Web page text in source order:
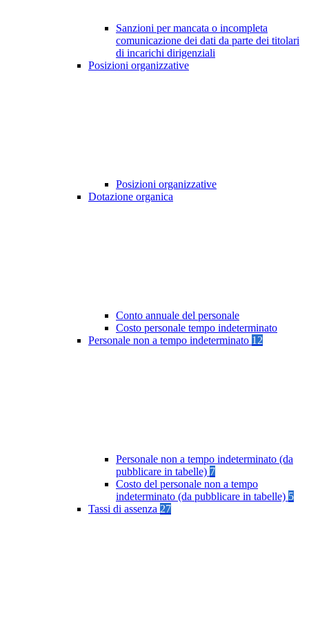
Sanzioni per mancata o incompleta
comunicazione dei dati da parte dei titolari
di incarichi dirigenziali
Posizioni organizzative
Posizioni organizzative
Dotazione organica
Conto annuale del personale
Costo personale tempo indeterminato
Personale non a tempo indeterminato 12
Personale non a tempo indeterminato (da
pubblicare in tabelle) 7
Costo del personale non a tempo
indeterminato (da pubblicare in tabelle) 5
Tassi di assenza 27